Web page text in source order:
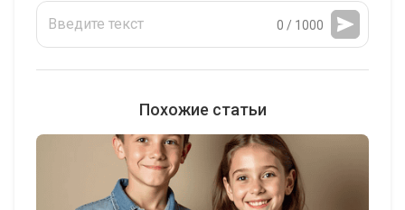
0 / 1000
Похожие статьи